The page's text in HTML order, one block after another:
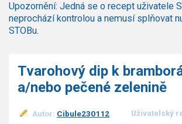
Polévky
Studená kuchyně
Bezmasé a zeleninové
Saláty
Dezerty
Upozornění: Jedná se o recept uživatele
neprochází kontrolou a nemusí splňovat
STOBu.
Tvarohový dip k
a/nebo pečené zelenině
Autor: Cibule230112 Uživatelský